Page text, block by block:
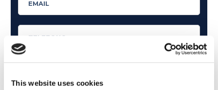
This website uses cookies